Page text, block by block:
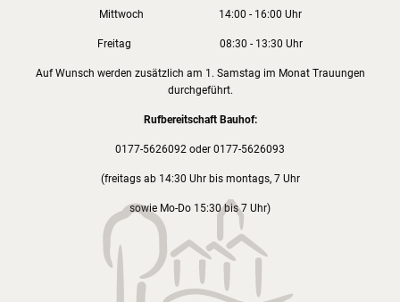
Mittwoch 14:00 - 16:00 Uhr
Freitag 08:30 - 13:30 Uhr
Auf Wunsch werden zusätzlich am 1. Samstag im Monat Trauungen
durchgeführt.
Rufbereitschaft Bauhof:
0177-5626092 oder 0177-5626093
(freitags ab 14:30 Uhr bis montags, 7 Uhr
sowie Mo-Do 15:30 bis 7 Uhr)